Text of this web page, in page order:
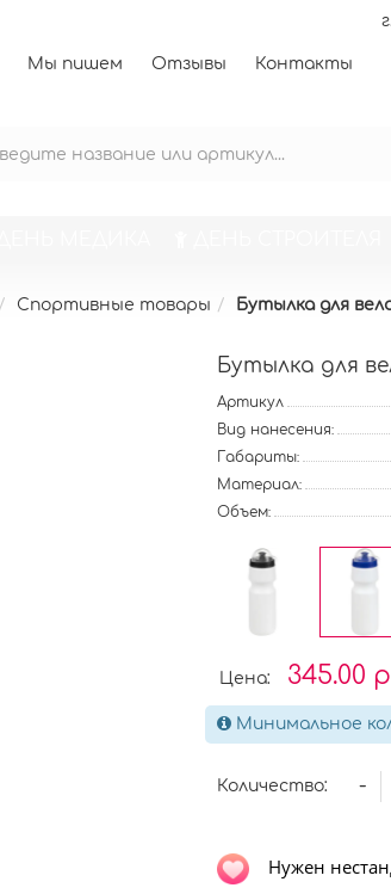
Мы пишем Отзывы Контакты
Спортивные товары Бутылка для
Бутылка для
Артикул
Вид нанесения:
Габариты:
Материал:
Объем:
Цена: 345.00 р
Минимальное
Количество: -
Нужен